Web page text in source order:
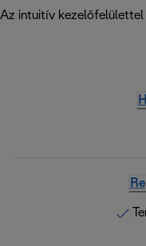
Az intuitív kezelőfelülettel